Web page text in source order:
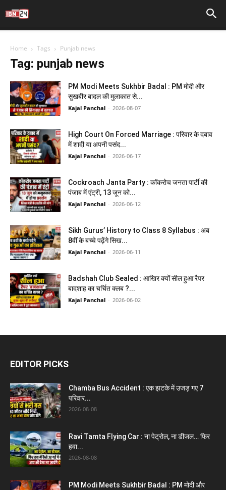
Home Tags Punjab news
Tag: punjab news
PM Modi Meets Sukhbir Badal : PM मोदी और
सुखबीर बादल की मुलाकात से...
Kajal Panchal - 2026-08-07
High Court On Forced Marriage : परिवार के दबाव
में शादी या अपनी पसंद...
Kajal Panchal - 2026-06-17
Cockroach Janta Party : कॉकरोच जनता पार्टी की
पंजाब में एंट्री, 13 जून को...
Kajal Panchal - 2026-06-12
Sikh Gurus’ History to Class 8 Syllabus : अब
8वीं के बच्चे पढ़ेंगे सिख...
Kajal Panchal - 2026-06-11
Badshah Club Sealed : आखिर क्यों सील हुआ रैपर
बादशाह का चर्चित क्लब ?...
Kajal Panchal - 2026-06-02
EDITOR PICKS
Chamba Bus Accident : एक झटके में उजड़ गए 7
परिवार...
2026-08-08
Ravi Tamta Flying Car : ना पेट्रोल, ना डीजल… फिर
हवा...
2026-08-08
PM Modi Meets Sukhbir Badal : PM मोदी और